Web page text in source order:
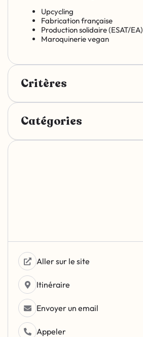
Upcycling
Fabrication française
Production solidaire (ESAT/EA)
Maroquinerie vegan
Critères
Catégories
Aller sur le site
Itinéraire
Envoyer un email
Appeler